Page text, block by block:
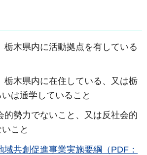
木県内に活動拠点を有している
木県内に在住している、又は栃
は通学していること
勢力でないこと、又は反社会的
こと
域共創促進事業実施要綱（PDF：